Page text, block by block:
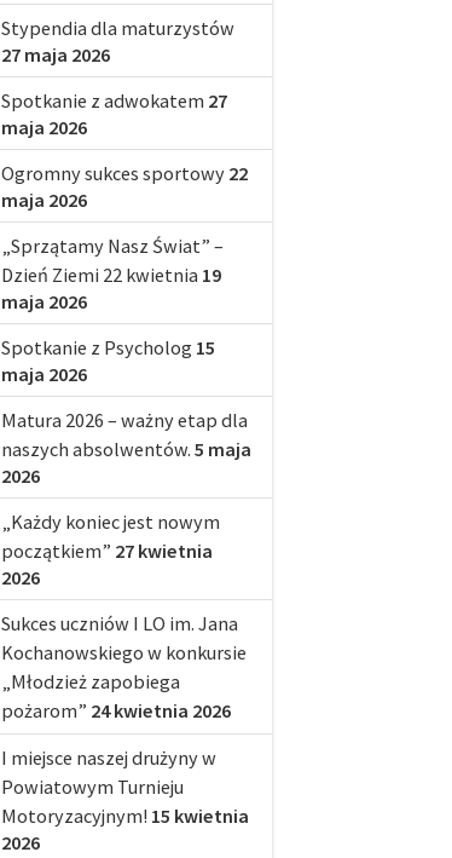
Stypendia dla maturzystów
27 maja 2026
Spotkanie z adwokatem 27
maja 2026
Ogromny sukces sportowy 22
maja 2026
„Sprzątamy Nasz Świat” –
Dzień Ziemi 22 kwietnia 19
maja 2026
Spotkanie z Psycholog 15
maja 2026
Matura 2026 – ważny etap dla
naszych absolwentów. 5 maja
2026
„Każdy koniec jest nowym
początkiem” 27 kwietnia
2026
Sukces uczniów I LO im. Jana
Kochanowskiego w konkursie
„Młodzież zapobiega
pożarom” 24 kwietnia 2026
I miejsce naszej drużyny w
Powiatowym Turnieju
Motoryzacyjnym! 15 kwietnia
2026